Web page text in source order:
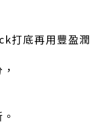
打底再用豐盈潤